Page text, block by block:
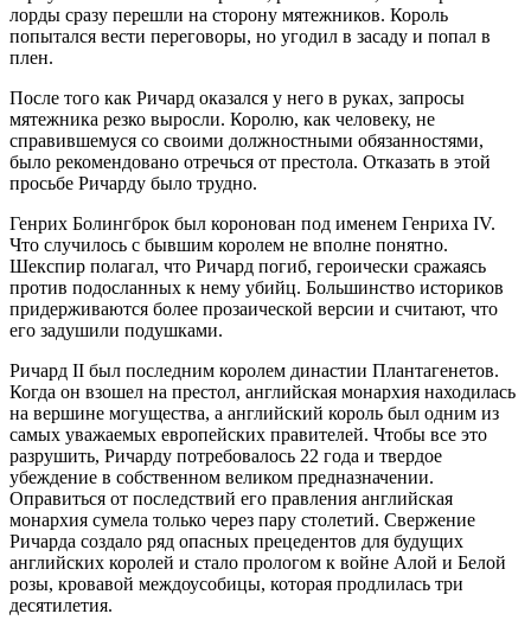
лорды сразу перешли на сторону мятежников. Король
попытался вести переговоры, но угодил в засаду и попал в
плен.
После того как Ричард оказался у него в руках, запросы
мятежника резко выросли. Королю, как человеку, не
справившемуся со своими должностными обязанностями,
было рекомендовано отречься от престола. Отказать в этой
просьбе Ричарду было трудно.
Генрих Болингброк был коронован под именем Генриха IV.
Что случилось с бывшим королем не вполне понятно.
Шекспир полагал, что Ричард погиб, героически сражаясь
против подосланных к нему убийц. Большинство историков
придерживаются более прозаической версии и считают, что
его задушили подушками.
Ричард II был последним королем династии Плантагенетов.
Когда он взошел на престол, английская монархия находилась
на вершине могущества, а английский король был одним из
самых уважаемых европейских правителей. Чтобы все это
разрушить, Ричарду потребовалось 22 года и твердое
убеждение в собственном великом предназначении.
Оправиться от последствий его правления английская
монархия сумела только через пару столетий. Свержение
Ричарда создало ряд опасных прецедентов для будущих
английских королей и стало прологом к войне Алой и Белой
розы, кровавой междоусобицы, которая продлилась три
десятилетия.